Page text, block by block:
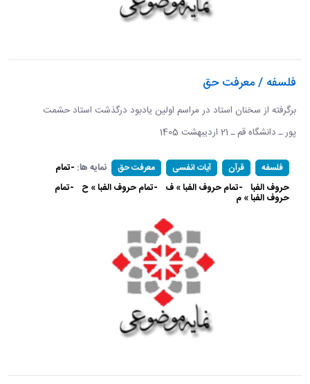
فلسفه / معرفت حق
برگرفته از سخنان استاد در مراسم اولین یادبود درگذشت استاد حشمت
پور ـ دانشگاه قم ـ 21 اردیبهشت 1405 ​​​​​​​
فلسفه قرآن آیات انفسی معرفت حق نمایه ها: -تمام
حروف الفبا -تمام حروف الفبا » ف -تمام حروف الفبا » ح -تمام
حروف الفبا » م